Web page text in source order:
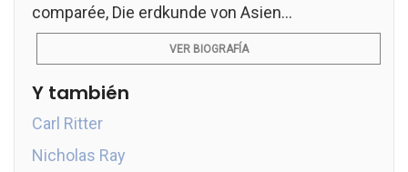
comparée, Die erdkunde von Asien...
VER BIOGRAFÍA
Y también
Carl Ritter
Nicholas Ray